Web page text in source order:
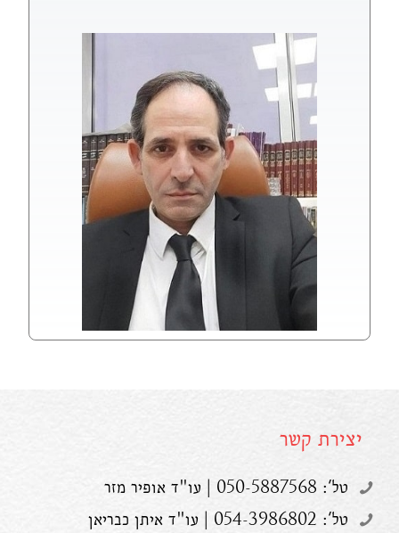
יצירת קשר
טל': 050-5887568 | עו"ד אופיר מזר
טל': 054-3986802 | עו"ד איתן כבריאן